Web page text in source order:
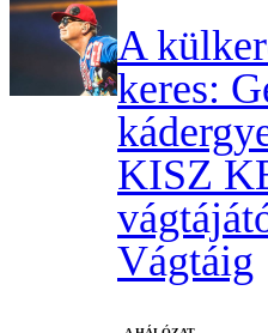
A
keres:
KISZ
Vágtáig